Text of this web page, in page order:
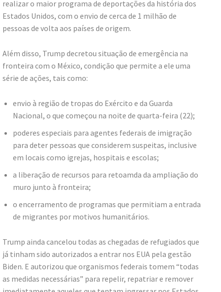
realizar o maior programa de deportações da história dos
Estados Unidos, com o envio de cerca de 1 milhão de
pessoas de volta aos países de origem.
Além disso, Trump decretou situação de emergência na
fronteira com o México, condição que permite a ele uma
série de ações, tais como:
envio à região de tropas do Exército e da Guarda
Nacional, o que começou na noite de quarta-feira (22);
poderes especiais para agentes federais de imigração
para deter pessoas que considerem suspeitas, inclusive
em locais como igrejas, hospitais e escolas;
a liberação de recursos para retoamda da ampliação do
muro junto à fronteira;
o encerramento de programas que permitiam a entrada
de migrantes por motivos humanitários.
Trump ainda cancelou todas as chegadas de refugiados que
já tinham sido autorizados a entrar nos EUA pela gestão
Biden. E autorizou que organismos federais tomem “todas
as medidas necessárias” para repelir, repatriar e remover